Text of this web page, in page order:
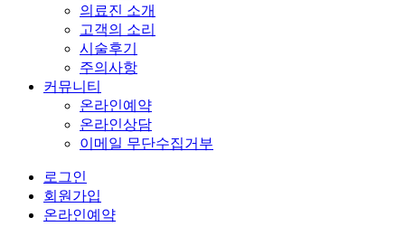
의료진 소개
고객의 소리
시술후기
주의사항
커뮤니티
온라인예약
온라인상담
이메일 무단수집거부
로그인
회원가입
온라인예약